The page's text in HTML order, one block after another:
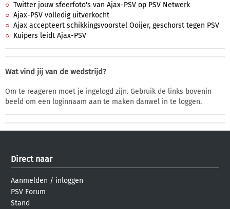
Twitter jouw sfeerfoto's van Ajax-PSV op PSV Netwerk
Ajax-PSV volledig uitverkocht
Ajax accepteert schikkingsvoorstel Ooijer, geschorst tegen PSV
Kuipers leidt Ajax-PSV
Wat vind jij van de wedstrijd?
Om te reageren moet je ingelogd zijn. Gebruik de links bovenin
beeld om een loginnaam aan te maken danwel in te loggen.
Direct naar
Aanmelden / inloggen
PSV Forum
Stand